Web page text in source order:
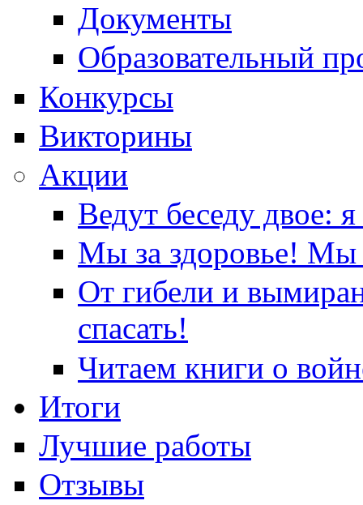
Документы
Образовательный
Конкурсы
Викторины
Акции
Ведут беседу двое:
Мы за здоровье! Мы
От гибели и
спасать!
Читаем книги о
Итоги
Лучшие работы
Отзывы